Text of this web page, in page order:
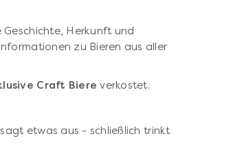
Herkunft und
zu Bieren aus aller
Craft Biere verkostet.
sagt etwas aus - schließlich trinkt